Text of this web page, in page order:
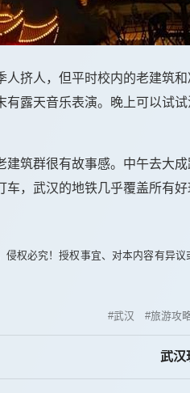
挤人，但平时校内的老建筑
露天音乐表演。晚上可以试
筑群很有故事感。中午去大
，武汉的地铁几乎覆盖所有
权必究！授权事宜、对本内容有异
武汉 旅游攻
武汉